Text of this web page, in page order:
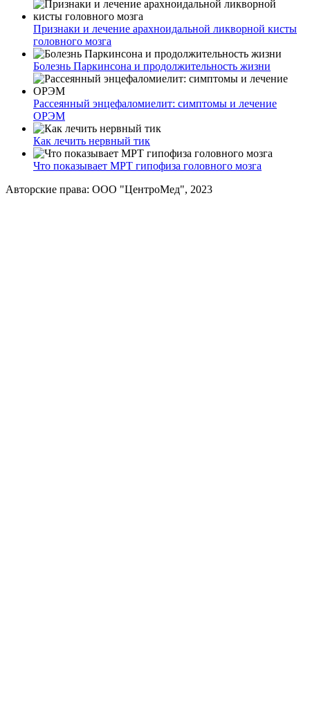
Признаки и лечение арахноидальной ликворной кисты
головного мозга
Болезнь Паркинсона и продолжительность жизни
Рассеянный энцефаломиелит: симптомы и лечение
ОРЭМ
Как лечить нервный тик
Что показывает МРТ гипофиза головного мозга
Авторские права: ООО "ЦентроМед", 2023